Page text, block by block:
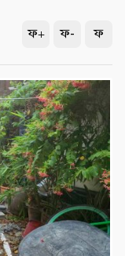
ফ+ ফ- ফ